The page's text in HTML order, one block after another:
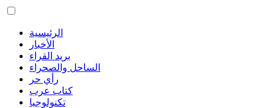
الرئيسية
الأخبار
بريد القراء
الساحل والصحراء
رأي حر
كتاب عرب
تكنولوجيا